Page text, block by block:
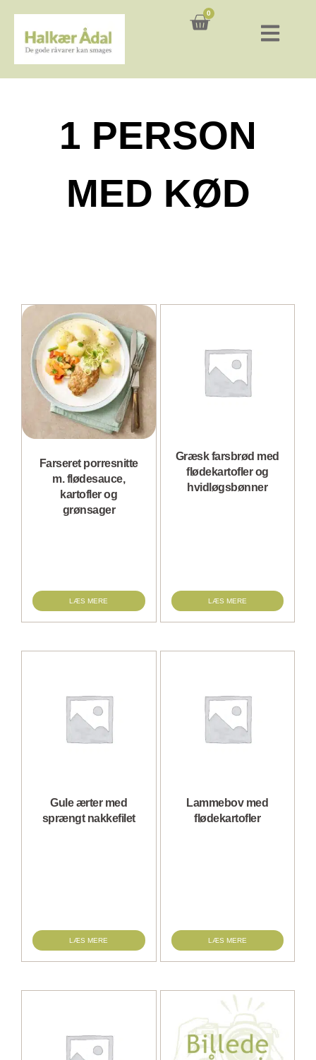
0
Kurv
1 PERSON
MED KØD
Farseret porresnitte
m. flødesauce,
kartofler og
grønsager
LÆS MERE
Græsk farsbrød med
flødekartofler og
hvidløgsbønner
LÆS MERE
Gule ærter med
sprængt nakkefilet
LÆS MERE
Lammebov med
flødekartofler
LÆS MERE